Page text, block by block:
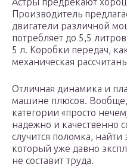
Производитель
двигатели различной
потребляет до 5,5
5 л. Коробки передач,
механическая
Отличная динамика и
машине плюсов. Вообще,
категории «просто
надежно и качественно
случится поломка, найти
который уже давно
не составит труда.